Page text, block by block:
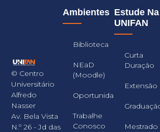
© Centro
Universitário
Alfredo
Nasser
Av. Bela Vista
N.º 26 - Jd das
Estude Na
UNIFAN
Curta
Duração
Extensão
Mestrado
Ambientes
Biblioteca
NEaD
(Moodle)
Oportunidades
Trabalhe
Conosco